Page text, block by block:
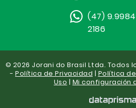
(47)
2186
© 2026 Jorani do Brasil Ltda. Todos
- Política de Privacidad | Política
Uso | Mi configuración